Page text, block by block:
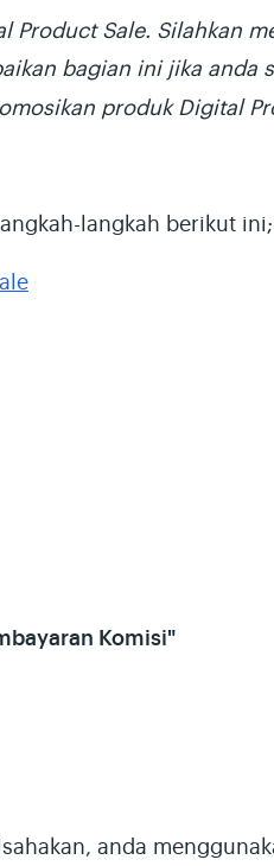
Product Sale. Silahkan
bagian ini jika anda
produk Digital
langkah berikut ini;
Komisi"
anda